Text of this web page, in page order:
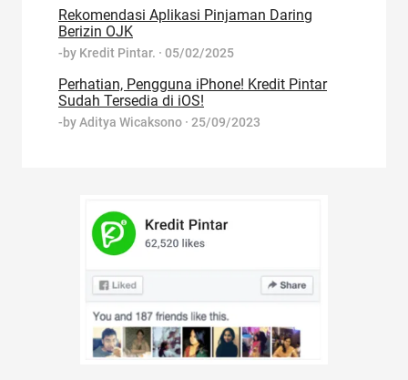
Rekomendasi Aplikasi Pinjaman Daring
Berizin OJK
-by Kredit Pintar. · 05/02/2025
Perhatian, Pengguna iPhone! Kredit Pintar
Sudah Tersedia di iOS!
-byAditya Wicaksono · 25/09/2023